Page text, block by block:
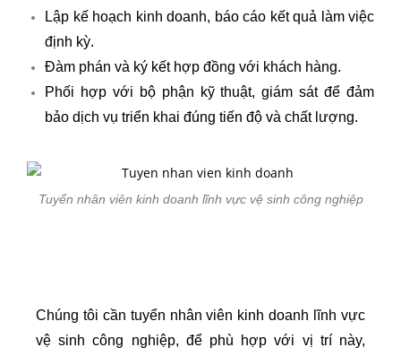
Lập kế hoạch kinh doanh, báo cáo kết quả làm việc
định kỳ.
Đàm phán và ký kết hợp đồng với khách hàng.
Phối hợp với bộ phận kỹ thuật, giám sát để đảm
bảo dịch vụ triển khai đúng tiến độ và chất lượng.
Tuyển nhân viên kinh doanh lĩnh vực vệ sinh công nghiệp
Chúng tôi cần tuyển nhân viên kinh doanh lĩnh vực
vệ sinh công nghiệp, để phù hợp với vị trí này,